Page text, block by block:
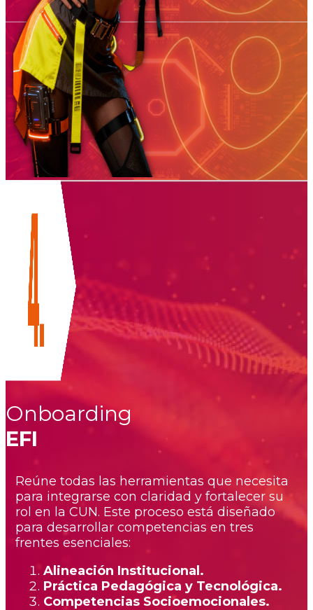
Onboarding
EFI
Reúne todas las herramientas que necesita
para integrarse con claridad y fortalecer su
rol en la CUN. Este proceso está diseñado
para desarrollar competencias en tres
frentes esenciales:
Alineación Institucional.
Práctica Pedagógica y Tecnológica.
Competencias Socioemocionales.